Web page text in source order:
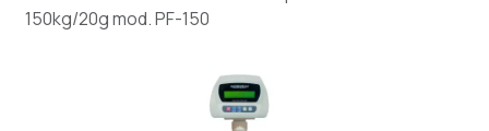
150kg/20g mod. PF-150